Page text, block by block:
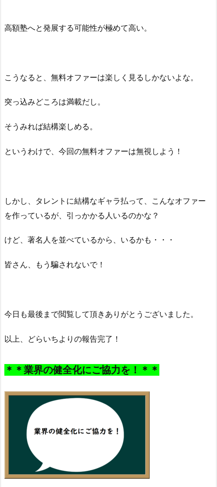
高額塾へと発展する可能性が極めて高い。
こうなると、無料オファーは楽しく見るしかないよな。
突っ込みどころは満載だし。
そうみれば結構楽しめる。
というわけで、今回の無料オファーは無視しよう！
しかし、タレントに結構なギャラ払って、こんなオファー
を作っているが、引っかかる人いるのかな？
けど、著名人を並べているから、いるかも・・・
皆さん、もう騙されないで！
今日も最後まで閲覧して頂きありがとうございました。
以上、どらいちよりの報告完了！
＊＊業界の健全化にご協力を！＊＊